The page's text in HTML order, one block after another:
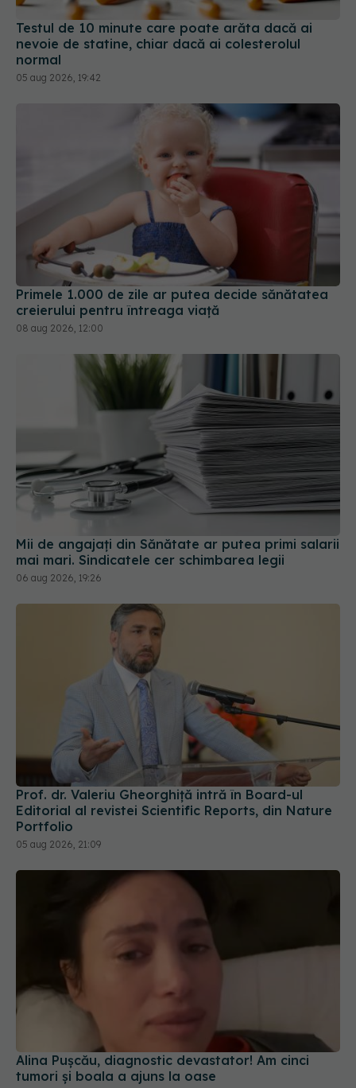
Testul de 10 minute care poate arăta dacă ai
nevoie de statine, chiar dacă ai colesterolul
normal
05 aug 2026, 19:42
Primele 1.000 de zile ar putea decide sănătatea
creierului pentru întreaga viață
08 aug 2026, 12:00
Mii de angajați din Sănătate ar putea primi salarii
mai mari. Sindicatele cer schimbarea legii
06 aug 2026, 19:26
Prof. dr. Valeriu Gheorghiță intră în Board-ul
Editorial al revistei Scientific Reports, din Nature
Portfolio
05 aug 2026, 21:09
Alina Pușcău, diagnostic devastator! Am cinci
tumori și boala a ajuns la oase